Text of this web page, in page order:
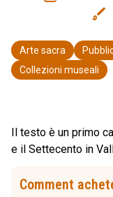
brush
Arte sacra
Collezioni museali
Il testo è un primo
e il Settecento in
Comment